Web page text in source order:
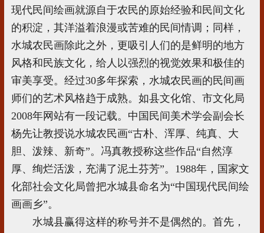
现代民间绘画就源自于农民的原始经验和民间文化
的积淀，其洋溢着浪漫或苦难的民间情调；同样，
水城农民画除此之外，更吸引人们的是鲜明的地方
风格和民族文化，给人以强烈的视觉效果和极佳的
审美享受。经过30多年探索，水城农民画的民间画
师们的艺术风格趋于成熟。如县文化馆、市文化局
2008年网站有一段记载。中国民间美术学会副会长
杨先让教授说水城农民画“古朴、浑厚、纯真、大
胆、泼辣、新奇”。冯真教授称这些作品“自然淳
厚、绚烂活泼，充满了泥土芬芳”。1988年，国家文
化部社会文化局曾把水城县命名为“中国现代民间绘
画画乡”。
水城县赢得这样的称号并不是偶然的。首先，